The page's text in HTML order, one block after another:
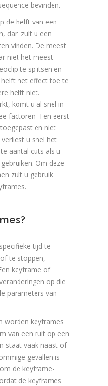
bevinden.
de helft van een
dan zult u een
vinden. De meest
niet het meest
te splitsen en
helft het effect toe te
helft niet.
komt u al snel in
factoren. Ten eerst
en niet
u snel het
aantal cuts als u
Om deze
zult u gebruik
tijd te
te stoppen,
keyframe of
op die
parameters van
worden keyframes
van een ruit op een
staat vaak naast of
gevallen is
de keyframe-
de keyframes